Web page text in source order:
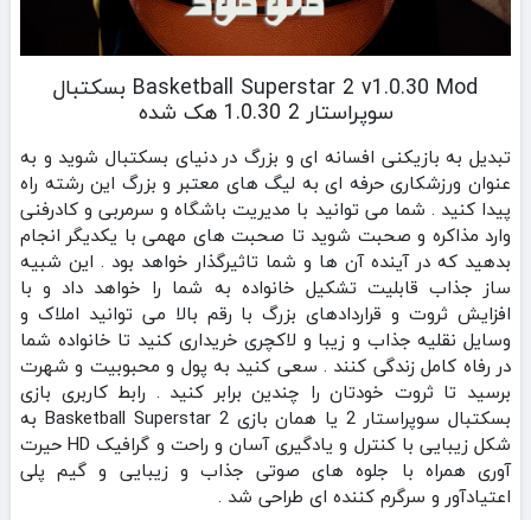
Basketball Superstar 2 v1.0.30 Mod بسکتبال
سوپراستار 2 1.0.30 هک شده
تبدیل به بازیکنی افسانه ای و بزرگ در دنیای بسکتبال شوید و به
عنوان ورزشکاری حرفه ای به لیگ های معتبر و بزرگ این رشته راه
پیدا کنید . شما می توانید با مدیریت باشگاه و سرمربی و کادرفنی
وارد مذاکره و صحبت شوید تا صحبت های مهمی با یکدیگر انجام
بدهید که در آینده آن ها و شما تاثیرگذار خواهد بود . این شبیه
ساز جذاب قابلیت تشکیل خانواده به شما را خواهد داد و با
افزایش ثروت و قراردادهای بزرگ با رقم بالا می توانید املاک و
وسایل نقلیه جذاب و زیبا و لاکچری خریداری کنید تا خانواده شما
در رفاه کامل زندگی کنند . سعی کنید به پول و محبوبیت و شهرت
برسید تا ثروت خودتان را چندین برابر کنید . رابط کاربری بازی
بسکتبال سوپراستار 2 یا همان بازی Basketball Superstar 2 به
شکل زیبایی با کنترل و یادگیری آسان و راحت و گرافیک HD حیرت
آوری همراه با جلوه های صوتی جذاب و زیبایی و گیم پلی
اعتیادآور و سرگرم کننده ای طراحی شد .